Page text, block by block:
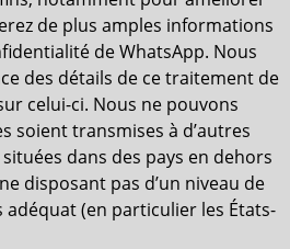
de plus amples informations
de WhatsApp. Nous
des détails de ce traitement de
celui-ci. Nous ne pouvons
soient transmises à d’autres
dans des pays en dehors
disposant pas d’un niveau de
(en particulier les États-